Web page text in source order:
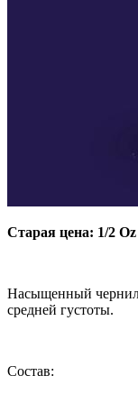
Старая цена: 1/2
Насыщенный
средней густоты.
Состав: